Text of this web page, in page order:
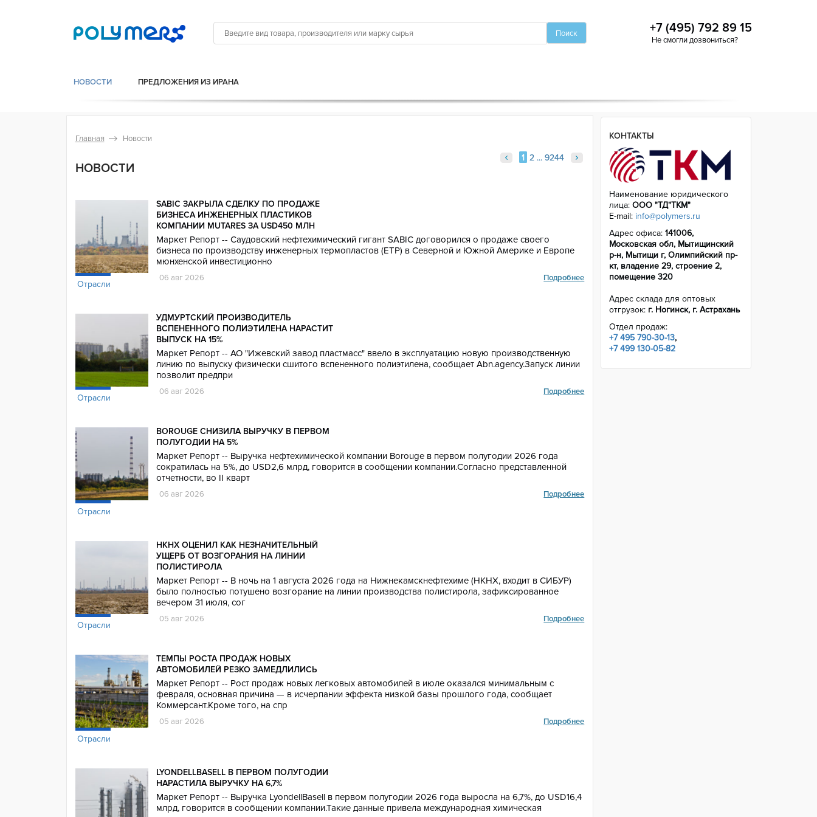
+7 (495) 792 89 15
Не смогли дозвониться?
НОВОСТИ ПРЕДЛОЖЕНИЯ ИЗ ИРАНА
Главная Новости
НОВОСТИ
1 2 ... 9244
Отрасли
SABIC ЗАКРЫЛА СДЕЛКУ ПО ПРОДАЖЕ
БИЗНЕСА ИНЖЕНЕРНЫХ ПЛАСТИКОВ
КОМПАНИИ MUTARES ЗА USD450 МЛН
Маркет Репорт -- Саудовский нефтехимический гигант SABIC договорился о продаже своего
бизнеса по производству инженерных термопластов (ETP) в Северной и Южной Америке и Европе
мюнхенской инвестиционно
06 авг 2026 Подробнее
Отрасли
УДМУРТСКИЙ ПРОИЗВОДИТЕЛЬ
ВСПЕНЕННОГО ПОЛИЭТИЛЕНА НАРАСТИТ
ВЫПУСК НА 15%
Маркет Репорт -- АО "Ижевский завод пластмасс" ввело в эксплуатацию новую производственную
линию по выпуску физически сшитого вспененного полиэтилена, сообщает Аbn.agency.Запуск линии
позволит предпри
06 авг 2026 Подробнее
Отрасли
BOROUGE СНИЗИЛА ВЫРУЧКУ В ПЕРВОМ
ПОЛУГОДИИ НА 5%
Маркет Репорт -- Выручка нефтехимической компании Borouge в первом полугодии 2026 года
сократилась на 5%, до USD2,6 млрд, говорится в сообщении компании.Согласно представленной
отчетности, во II кварт
06 авг 2026 Подробнее
Отрасли
НКНХ ОЦЕНИЛ КАК НЕЗНАЧИТЕЛЬНЫЙ
УЩЕРБ ОТ ВОЗГОРАНИЯ НА ЛИНИИ
ПОЛИСТИРОЛА
Маркет Репорт -- В ночь на 1 августа 2026 года на Нижнекамскнефтехиме (НКНХ, входит в СИБУР)
было полностью потушено возгорание на линии производства полистирола, зафиксированное
вечером 31 июля, сог
05 авг 2026 Подробнее
Отрасли
ТЕМПЫ РОСТА ПРОДАЖ НОВЫХ
АВТОМОБИЛЕЙ РЕЗКО ЗАМЕДЛИЛИСЬ
Маркет Репорт -- Рост продаж новых легковых автомобилей в июле оказался минимальным с
февраля, основная причина — в исчерпании эффекта низкой базы прошлого года, сообщает
Коммерсант.Кроме того, на спр
05 авг 2026 Подробнее
LYONDELLBASELL В ПЕРВОМ ПОЛУГОДИИ
НАРАСТИЛА ВЫРУЧКУ НА 6,7%
Маркет Репорт -- Выручка LyondellBasell в первом полугодии 2026 года выросла на 6,7%, до USD16,4
млрд, говорится в сообщении компании.Такие данные привела международная химическая
1 2 ... 9244
КОНТАКТЫ
Наименование юридического
лица: ООО "ТД"ТКМ"
E-mail: info@polymers.ru
Адрес офиса: 141006,
Московская обл, Мытищинский
р-н, Мытищи г, Олимпийский пр-
кт, владение 29, строение 2,
помещение 320
Адрес склада для оптовых
отгрузок: г. Ногинск, г. Астрахань
Отдел продаж:
+7 495 790-30-13,
+7 499 130-05-82